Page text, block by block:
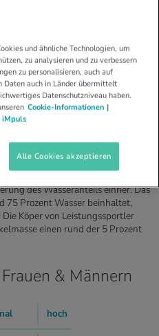
bis 75 Prozent aus Wasser. Die
Faktoren beeinflusst, wie Alter
an der Körpermasse von rund 75
65 Prozent. Bedingt durch den
circa zwischen 5 und 10 Prozent
und der Trainingszustand
zum Beispiel der Muskelanteil an,
des Wasseranteils einher. Das
75 Prozent Wasser beinhaltet,
Köper von Leistungssportler
einen rund der 5 Prozent
& Männern
hoch
und ähnliche Technologien, um
zu analysieren und zu verbessern
zu personalisieren, auch auf
Daten auch in Länder übermittelt
Datenschutzniveau haben.
Cookie-Informationen |
iMpuls
Alle Cookies akzeptieren